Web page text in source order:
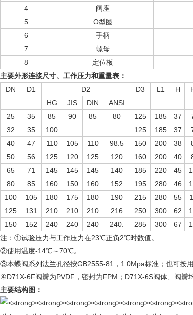
4
阀座
5
O型圈
6
手柄
7
螺母
8
定位板
主要外形连接尺寸、工作压力和重量表：
DN
D1 D2 D3 L1 H
HG
JIS DIN ANSI
25
35 85 90 85 80 125 185 37
32
35 100 125 185 37
40
47 110 105 110 98.5 150 200 38
50
56 125 120 125 120 160 200 40
65
71 145 145 145 140 185 220 45
80
85 160 150 160 152 195 280 46
100
105 180 175 180 190 215 280 55
125
131 210 210 210 216 250 300 62
150
152 240 240 240 240. 285 300 67
注：①试验压力与工作压力在23℃正负2℃时数值。
②使用温度-14℃～70℃。
③本蝶阀系列法兰孔径按GB2555-81，1.0Mpa标准；也可按
④D71X-6F阀瓣为PVDF，密封为FPM；D71X-6S阀体、阀瓣
主要结构图：